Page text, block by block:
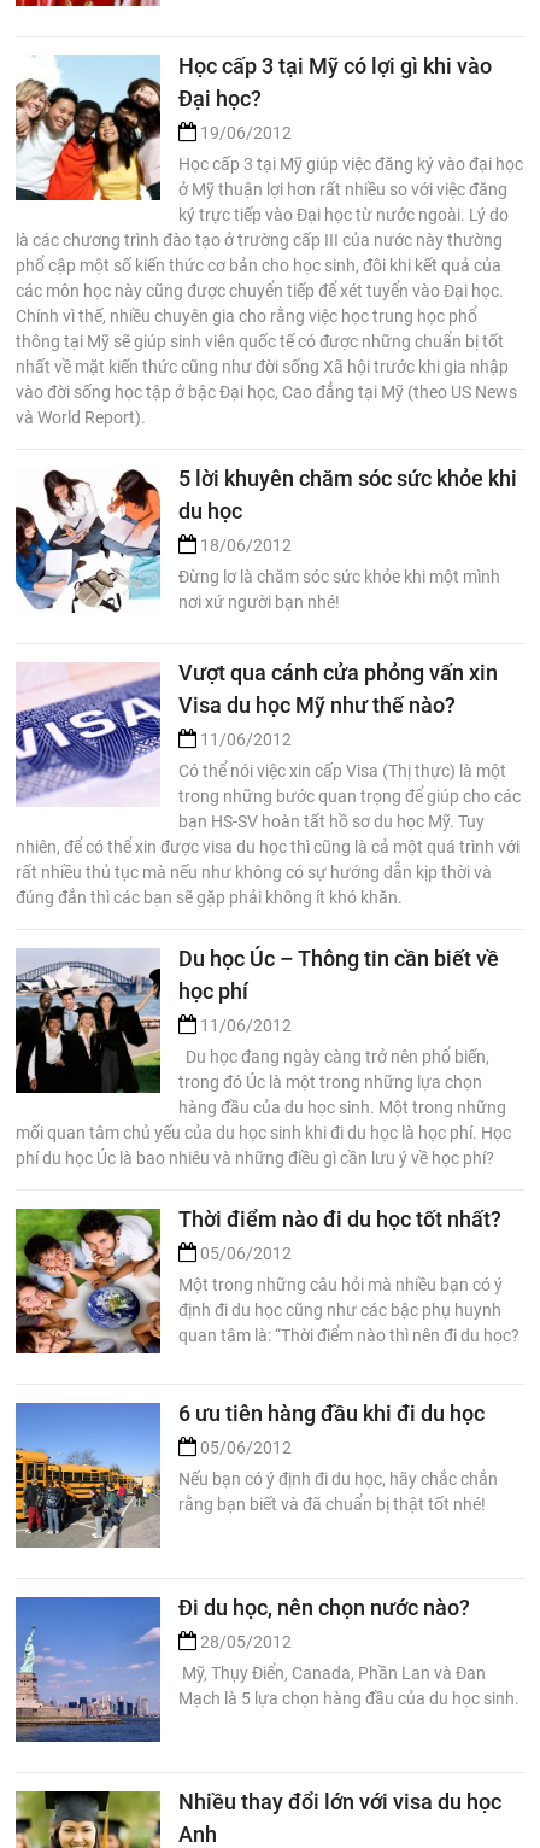
Học cấp 3 tại Mỹ có lợi gì khi vào
Đại học?
19/06/2012
Học cấp 3 tại Mỹ giúp việc đăng ký vào đại học
ở Mỹ thuận lợi hơn rất nhiều so với việc đăng
ký trực tiếp vào Đại học từ nước ngoài. Lý do
là các chương trình đào tạo ở trường cấp III của nước này thường
phổ cập một số kiến thức cơ bản cho học sinh, đôi khi kết quả của
các môn học này cũng được chuyển tiếp để xét tuyển vào Đại học.
Chính vì thế, nhiều chuyên gia cho rằng việc học trung học phổ
thông tại Mỹ sẽ giúp sinh viên quốc tế có được những chuẩn bị tốt
nhất về mặt kiến thức cũng như đời sống Xã hội trước khi gia nhập
vào đời sống học tập ở bậc Đại học, Cao đẳng tại Mỹ (theo US News
và World Report).
5 lời khuyên chăm sóc sức khỏe khi
du học
18/06/2012
Đừng lơ là chăm sóc sức khỏe khi một mình
nơi xứ người bạn nhé!
Vượt qua cánh cửa phỏng vấn xin
Visa du học Mỹ như thế nào?
11/06/2012
Có thể nói việc xin cấp Visa (Thị thực) là một
trong những bước quan trọng để giúp cho các
bạn HS-SV hoàn tất hồ sơ du học Mỹ. Tuy
nhiên, để có thể xin được visa du học thì cũng là cả một quá trình với
rất nhiều thủ tục mà nếu như không có sự hướng dẫn kịp thời và
đúng đắn thì các bạn sẽ gặp phải không ít khó khăn.
Du học Úc – Thông tin cần biết về
học phí
11/06/2012
Du học đang ngày càng trở nên phổ biến,
trong đó Úc là một trong những lựa chọn
hàng đầu của du học sinh. Một trong những
mối quan tâm chủ yếu của du học sinh khi đi du học là học phí. Học
phí du học Úc là bao nhiêu và những điều gì cần lưu ý về học phí?
Thời điểm nào đi du học tốt nhất?
05/06/2012
Một trong những câu hỏi mà nhiều bạn có ý
định đi du học cũng như các bậc phụ huynh
quan tâm là: “Thời điểm nào thì nên đi du học?
6 ưu tiên hàng đầu khi đi du học
05/06/2012
Nếu bạn có ý định đi du học, hãy chắc chắn
rằng bạn biết và đã chuẩn bị thật tốt nhé!
Đi du học, nên chọn nước nào?
28/05/2012
Mỹ, Thụy Điển, Canada, Phần Lan và Đan
Mạch là 5 lựa chọn hàng đầu của du học sinh.
Nhiều thay đổi lớn với visa du học
Anh